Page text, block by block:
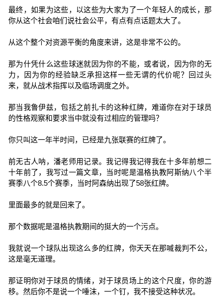
最终，如果为这些，以这些为大家为了一个年轻人的成长，那
你从这个社会咱们说社会公平，有点有点话题太大了。
从这个整个对资源平衡的角度来讲，这是非常不公的。
那为什凭什么这些球迷就因为你的不能，或者说，因为你的无
力，因为你的经验缺乏承担这样一些无谓的代价呢？回过头
来，就从战术指挥以及临场调度之外。
那当我鲁伊兹，包括之前扎卡的这种红牌，难道你在对于球员
的性格观察和要求当中就没有过相应的管理吗？
你只叫这一年半时间，已经是九张联赛的红牌了。
前无古人呐，潘老师用记录。我记得我记得我在十多年前想二
十年前了，我写过一篇文章，当时呢是温格执教阿斯纳八个半
赛季八个8.5个赛季，当时阿森纳出现了58张红牌。
里面最多的就是回来了。
那个数据呢是温格执教期间的挺大的一个污点。
我就说一个球队出现这么多的红牌，你天天在那喊裁判不公，
这是毫无道理。
那证明你对于球员的情绪，对于球员场上的这个尺度，你的游
移。然后你不是说一个唾沫，一个钉，我不接受这种状况。